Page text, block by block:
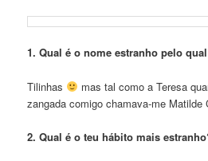
1. Qual é o nome estranho pelo
Tilinhas
mas tal como a Teresa
zangada comigo chamava-me
2. Qual é o teu hábito mais